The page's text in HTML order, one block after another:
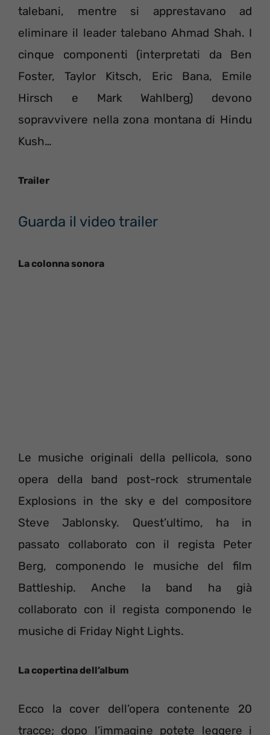
talebani, mentre si apprestavano ad
eliminare il leader talebano Ahmad Shah. I
cinque componenti (interpretati da Ben
Foster, Taylor Kitsch, Eric Bana, Emile
Hirsch e Mark Wahlberg) devono
sopravvivere nella zona montana di Hindu
Kush…
Trailer
Guarda il video trailer
La colonna sonora
Le musiche originali della pellicola, sono
opera della band post-rock strumentale
Explosions in the sky e del compositore
Steve Jablonsky. Quest’ultimo, ha in
passato collaborato con il regista Peter
Berg, componendo le musiche del film
Battleship. Anche la band ha già
collaborato con il regista componendo le
musiche di Friday Night Lights.
La copertina dell’album
Ecco la cover dell’opera contenente 20
tracce; dopo l’immagine potete leggere i